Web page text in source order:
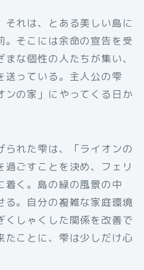
それは、とある美しい島に
。そこには余命の宣告を受
な個性の人たちが集い、
送っている。主人公の雫
ンの家」にやってくる日か
られた雫は、「ライオンの
過ごすことを決め、フェリ
着く。島の緑の風景の中
る。自分の複雑な家庭環境
くしゃくした関係を改善で
たことに、雫は少しだけ心